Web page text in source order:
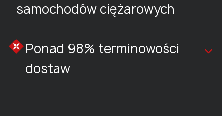
samochodów ciężarowych
Ponad 98% terminowości
dostaw